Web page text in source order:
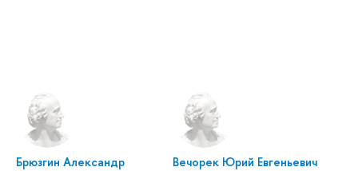
Брюзгин Александр
Вечорек Юрий Евгеньевич